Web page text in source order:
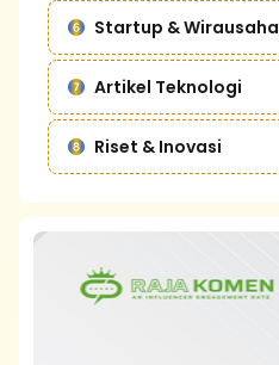
Startup & Wirausaha
Artikel Teknologi
Riset & Inovasi